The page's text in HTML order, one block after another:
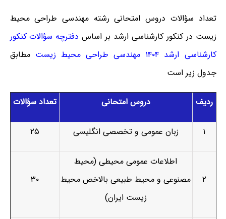
تعداد سؤالات دروس امتحانی رشته مهندسی طراحی محیط
زیست در کنکور کارشناسی ارشد بر اساس دفترچه سؤالات کنکور
کارشناسی ارشد ۱۴۰۴ مهندسی طراحی محیط زیست
مطابق
جدول زیر است
ردیف دروس امتحانی تعداد سؤالات
۱ زبان عمومی و تخصصی انگلیسی ۲۵
۲
اطلاعات عمومی محیطی (محیط
مصنوعی و محیط طبیعی بالاخص محیط
زیست ایران)
۳۰